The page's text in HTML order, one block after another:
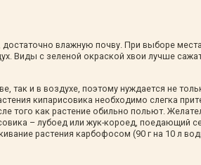
влажную почву. При выборе
Виды с зеленой окраской хвои лучше
так и в воздухе, поэтому нуждается не
кипарисовика необходимо слегка
того как растение обильно польют.
– лубоед или жук-короед, поедающий
растения карбофосом (90 г на 10 л